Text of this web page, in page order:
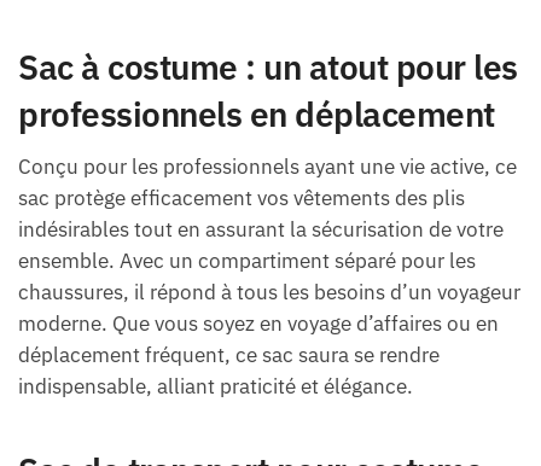
Sac à costume : un atout pour les
professionnels en déplacement
Conçu pour les professionnels ayant une vie active, ce
sac protège efficacement vos vêtements des plis
indésirables tout en assurant la sécurisation de votre
ensemble. Avec un compartiment séparé pour les
chaussures, il répond à tous les besoins d’un voyageur
moderne. Que vous soyez en voyage d’affaires ou en
déplacement fréquent, ce sac saura se rendre
indispensable, alliant praticité et élégance.